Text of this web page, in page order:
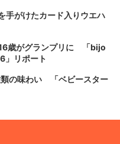
手がけたカード入りウエハ
歳がグランプリに 「bijo
」リポート
類の味わい 「ベビースター